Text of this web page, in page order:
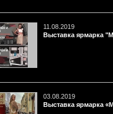
11.08.2019
Выставка ярмарка
03.08.2019
Выставка ярмарка